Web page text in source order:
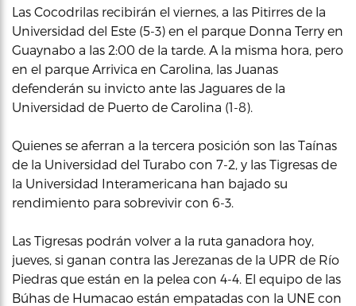
Las Cocodrilas recibirán el viernes, a las Pitirres de la
Universidad del Este (5-3) en el parque Donna Terry en
Guaynabo a las 2:00 de la tarde. A la misma hora, pero
en el parque Arrivica en Carolina, las Juanas
defenderán su invicto ante las Jaguares de la
Universidad de Puerto de Carolina (1-8).
Quienes se aferran a la tercera posición son las Taínas
de la Universidad del Turabo con 7-2, y las Tigresas de
la Universidad Interamericana han bajado su
rendimiento para sobrevivir con 6-3.
Las Tigresas podrán volver a la ruta ganadora hoy,
jueves, si ganan contra las Jerezanas de la UPR de Río
Piedras que están en la pelea con 4-4. El equipo de las
Búhas de Humacao están empatadas con la UNE con